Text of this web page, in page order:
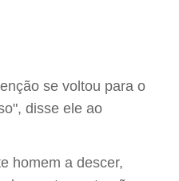
se voltou para o
disse ele ao
homem a descer,